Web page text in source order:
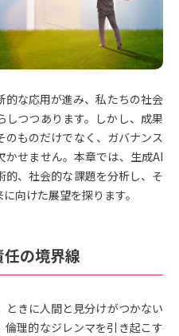
的な応用が進み、私たちの社会
しつつあります。しかし、成果
のものだけでなく、ガバナンス
かせません。本章では、生成AI
的、社会的な課題を分析し、そ
向けた展望を探ります。
の境界線
きに人間と見分けがつかない
倫理的なジレンマを引き起こす